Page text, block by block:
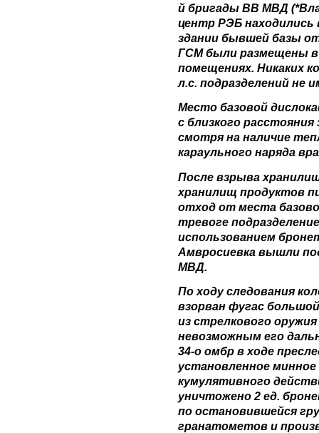
й бригады ВВ МВД
центр РЭБ находились
здании бывшей базы
ГСМ были размещены в
помещениях. Никаких
л.с. подразделений не
Место базовой
с близкого
смотря на наличие
караульного наряда
После взрыва
хранилищ продуктов
отход от места
тревоге
использованием
Амвросиевка вышли
МВД.
По ходу следования
взорван фугас
из стрелкового
невозможным его
34-о омбр в ходе
установленное
кумулятивного
уничтожено 2 ед.
по остановившейся
гранатометов и